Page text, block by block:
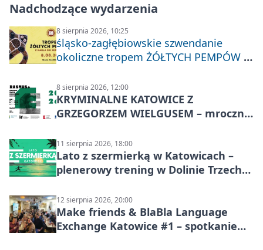
Nadchodzące wydarzenia
8 sierpnia 2026, 10:25
śląsko-zagłębiowskie szwendanie
okoliczne tropem ŻÓŁTYCH PEMPÓW z
8 sierpnia 2026, 12:00
KRYMINALNE KATOWICE Z
GRZEGORZEM WIELGUSEM – mroczne
11 sierpnia 2026, 18:00
Lato z szermierką w Katowicach –
plenerowy trening w Dolinie Trzech
12 sierpnia 2026, 20:00
Make friends & BlaBla Language
Exchange Katowice #1 – spotkanie